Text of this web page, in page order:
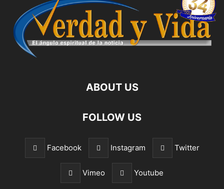
ABOUT US
FOLLOW US
Facebook Instagram Twitter
Vimeo Youtube